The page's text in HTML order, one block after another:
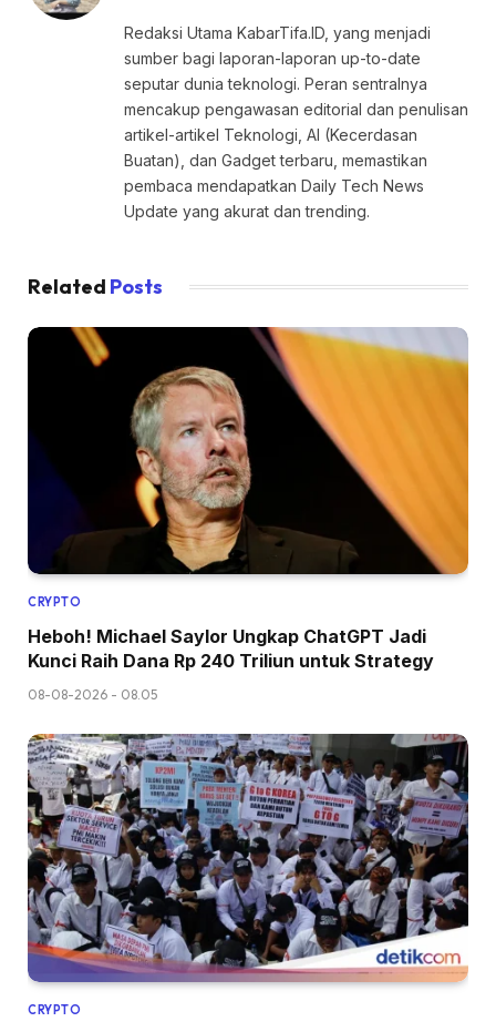
Redaksi Utama KabarTifa.ID, yang menjadi
sumber bagi laporan-laporan up-to-date
seputar dunia teknologi. Peran sentralnya
mencakup pengawasan editorial dan penulisan
artikel-artikel Teknologi, AI (Kecerdasan
Buatan), dan Gadget terbaru, memastikan
pembaca mendapatkan Daily Tech News
Update yang akurat dan trending.
Related Posts
CRYPTO
Heboh! Michael Saylor Ungkap ChatGPT Jadi
Kunci Raih Dana Rp 240 Triliun untuk Strategy
08-08-2026 - 08.05
CRYPTO